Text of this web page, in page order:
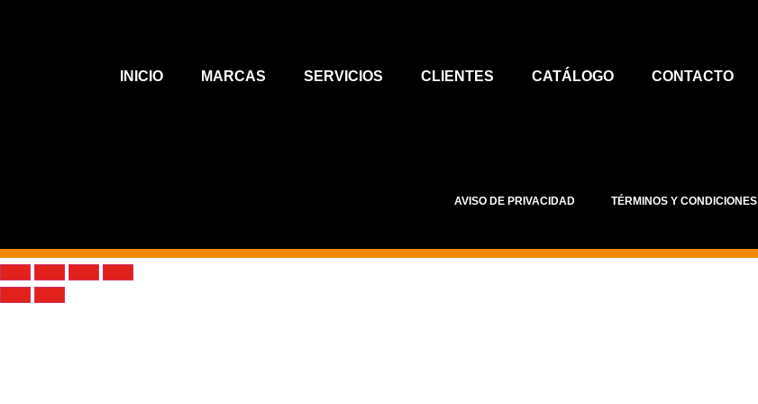
INICIO MARCAS SERVICIOS CLIENTES CATÁLOGO CONTACTO
AVISO DE PRIVACIDAD TÉRMINOS Y CONDICIONES